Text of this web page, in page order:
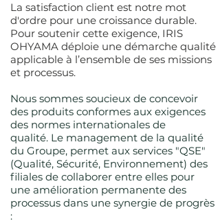
La satisfaction client est notre mot
d'ordre pour une croissance durable.
Pour soutenir cette exigence, IRIS
OHYAMA déploie une démarche qualité
applicable à l’ensemble de ses missions
et processus.
Nous sommes soucieux de concevoir
des produits conformes aux exigences
des normes internationales de
qualité. Le management de la qualité
du Groupe, permet aux services "QSE"
(Qualité, Sécurité, Environnement) des
filiales de collaborer entre elles pour
une amélioration permanente des
processus dans une synergie de progrès
: